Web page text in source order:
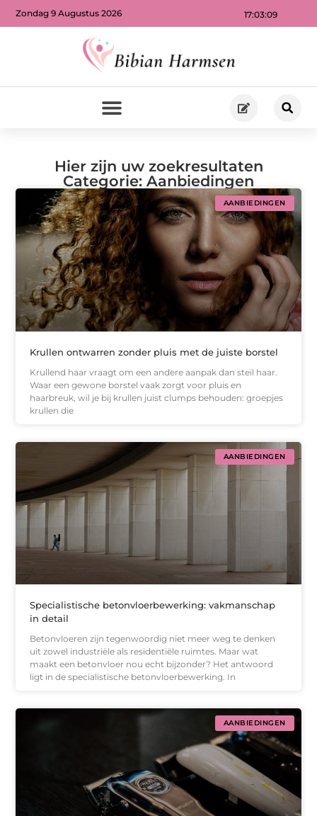
17:03:12
Zondag 9 Augustus 2026
Hier zijn uw zoekresultaten
Categorie: Aanbiedingen
AANBIEDINGEN
Krullen ontwarren zonder pluis met de juiste borstel
Krullend haar vraagt om een andere aanpak dan steil haar.
Waar een gewone borstel vaak zorgt voor pluis en
haarbreuk, wil je bij krullen juist clumps behouden: groepjes
krullen die
AANBIEDINGEN
Specialistische betonvloerbewerking: vakmanschap
in detail
Betonvloeren zijn tegenwoordig niet meer weg te denken
uit zowel industriële als residentiële ruimtes. Maar wat
maakt een betonvloer nou echt bijzonder? Het antwoord
ligt in de specialistische betonvloerbewerking. In
AANBIEDINGEN